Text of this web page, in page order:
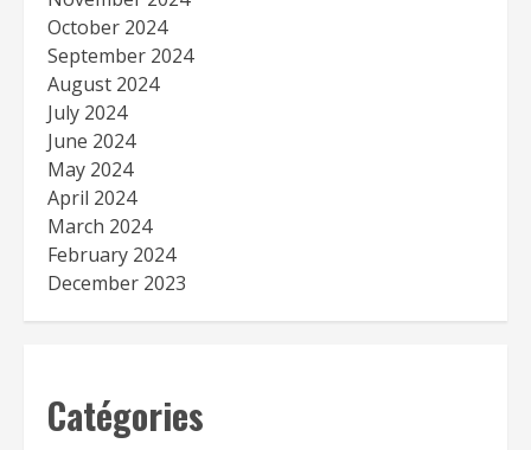
October 2024
September 2024
August 2024
July 2024
June 2024
May 2024
April 2024
March 2024
February 2024
December 2023
Catégories